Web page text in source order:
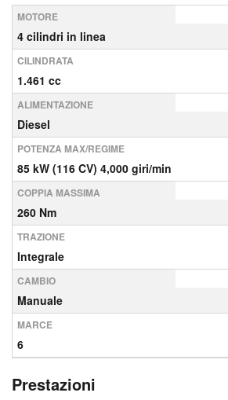
MOTORE
4 cilindri in linea
CILINDRATA
1.461 cc
ALIMENTAZIONE
Diesel
POTENZA MAX/REGIME
85 kW (116 CV) 4,000 giri/min
COPPIA MASSIMA
260 Nm
TRAZIONE
Integrale
CAMBIO
Manuale
MARCE
6
Prestazioni